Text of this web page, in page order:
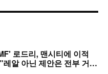
로드리, 맨시티에 이적
레알 아닌 제안은 전부 거